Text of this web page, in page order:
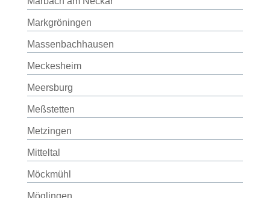
Markgröningen
Massenbachhausen
Meckesheim
Meersburg
Meßstetten
Metzingen
Mitteltal
Möckmühl
Möglingen